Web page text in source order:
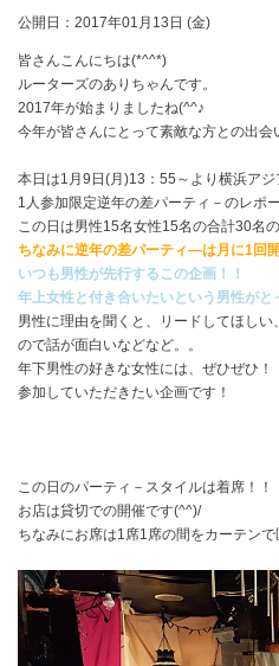
公開日：2017年01月13日 (金)
皆さんこんにちは(*^^*)
ルーターズのありちゃんです。
2017年が始まりましたね(^^♪
今年が皆さんにとって素敵な方との出
本日は1月9日(月)13：55～より横浜アジ
1人参加限定逆年の差パーティ－のレポ
この日は男性15名女性15名の合計30名
ちなみに逆年の差パーティ―は月に1回
いつも男性が先行するこの企画！！
年上女性と付き合いたいという男性が
男性に理由を聞くと、リードしてほし
ので話が面白いなどなど。。
年下男性の好きな女性には、ぜひぜひ！
参加していただきたい企画です！
この日のパーティ－スタイルは着席！！
お店は貸切での開催です(^^)/
ちなみにお席は1席1席の間をカーテンで